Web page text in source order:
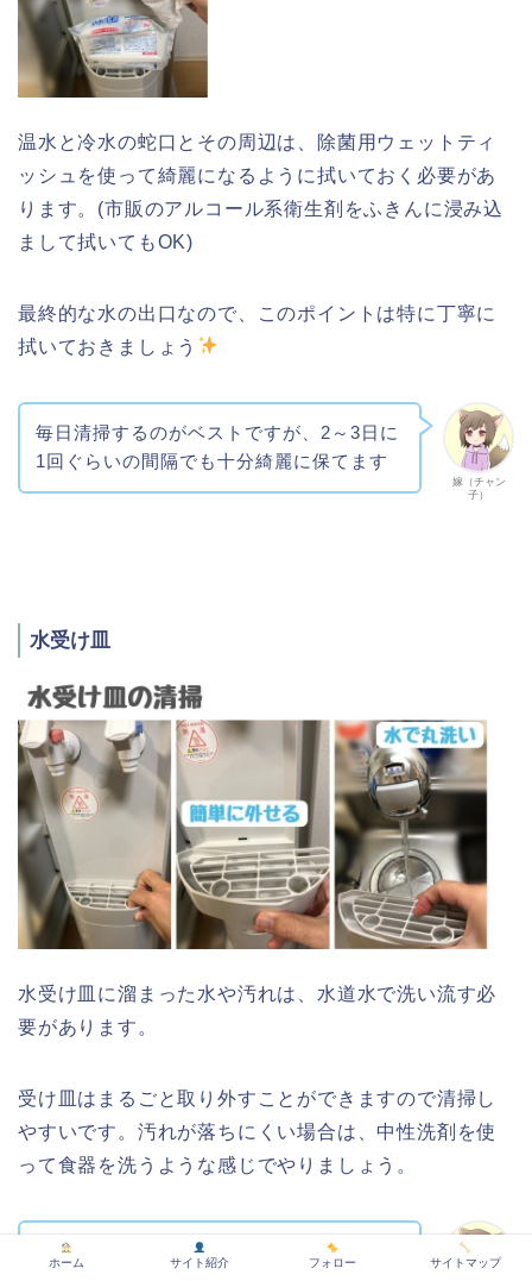
温水と冷水の蛇口とその周辺は、除菌用ウェットティ
ッシュを使って綺麗になるように拭いておく必要があ
ります。(市販のアルコール系衛生剤をふきんに浸み込
まして拭いてもOK)
最終的な水の出口なので、このポイントは特に丁寧に
拭いておきましょう
嫁（チャン
子）
毎日清掃するのがベストですが、2～3日に
1回ぐらいの間隔でも十分綺麗に保てます
水受け皿
水受け皿に溜まった水や汚れは、水道水で洗い流す必
要があります。
受け皿はまるごと取り外すことができますので清掃し
やすいです。汚れが落ちにくい場合は、中性洗剤を使
って食器を洗うような感じでやりましょう。
水が溜まっていたり、汚れが目立ってきた
ホーム サイト紹介 フォロー サイトマップ